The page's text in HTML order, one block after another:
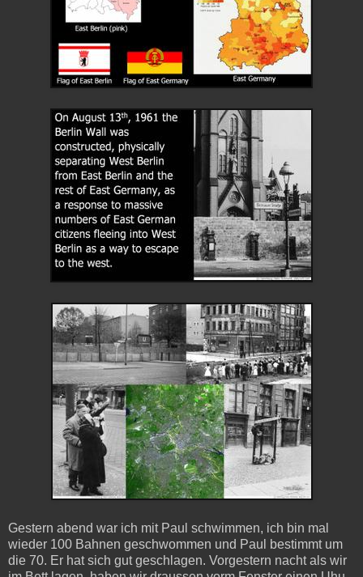
Gestern abend war ich mit Paul schwimmen, ich bin mal
wieder 100 Bahnen geschwommen und Paul bestimmt um
die 70. Er hat sich gut geschlagen. Vorgestern nacht als wir